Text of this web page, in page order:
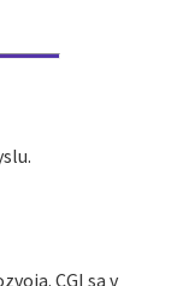
CGI sa v